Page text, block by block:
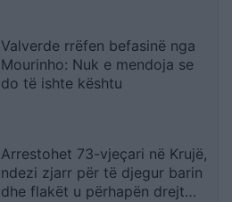
Valverde rrëfen befasinë nga
Mourinho: Nuk e mendoja se
do të ishte kështu
Arrestohet 73-vjeçari në Krujë,
ndezi zjarr për të djegur barin
dhe flakët u përhapën drejt